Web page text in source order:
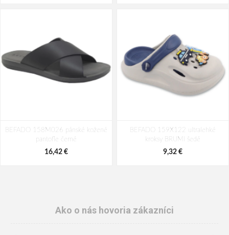
BEFADO 158M026 pánské kožené
pantofle černé
16,42 €
BEFADO 159X122 ultralehké
kroksy BRUMI šedé
9,32 €
Ako o nás hovoria zákazníci